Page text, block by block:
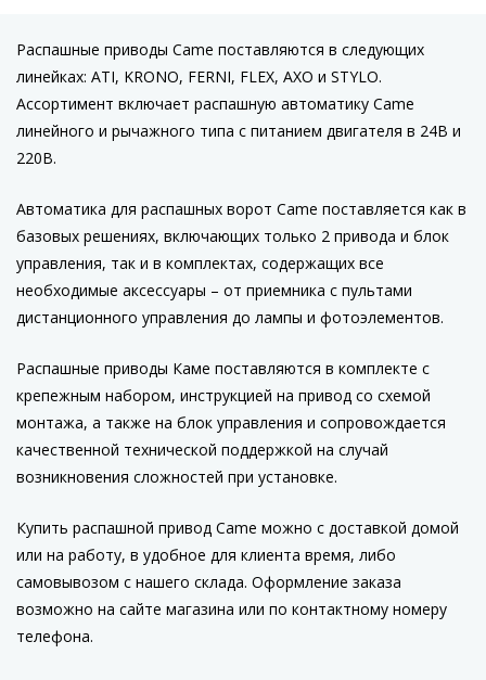
Распашные приводы Came поставляются в следующих
линейках: ATI, KRONO, FERNI, FLEX, AXO и STYLO.
Ассортимент включает распашную автоматику Came
линейного и рычажного типа с питанием двигателя в 24В и
220В.
Автоматика для распашных ворот Came поставляется как в
базовых решениях, включающих только 2 привода и блок
управления, так и в комплектах, содержащих все
необходимые аксессуары – от приемника с пультами
дистанционного управления до лампы и фотоэлементов.
Распашные приводы Каме поставляются в комплекте с
крепежным набором, инструкцией на привод со схемой
монтажа, а также на блок управления и сопровождается
качественной технической поддержкой на случай
возникновения сложностей при установке.
Купить распашной привод Came можно с доставкой домой
или на работу, в удобное для клиента время, либо
самовывозом с нашего склада. Оформление заказа
возможно на сайте магазина или по контактному номеру
телефона.